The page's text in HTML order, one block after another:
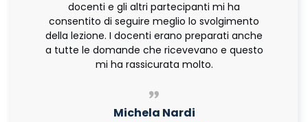
docenti e gli altri partecipanti mi ha
consentito di seguire meglio lo svolgimento
della lezione. I docenti erano preparati anche
a tutte le domande che ricevevano e questo
mi ha rassicurata molto.
Michela Nardi